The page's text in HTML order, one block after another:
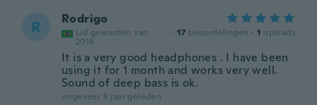
R Rodrigo
Lid geworden van
2018
· 17 beoordelingen · 1 uploads
It is a very good headphones . I have been
using it for 1 month and works very well.
Sound of deep bass is ok.
ongeveer 5 jaar geleden